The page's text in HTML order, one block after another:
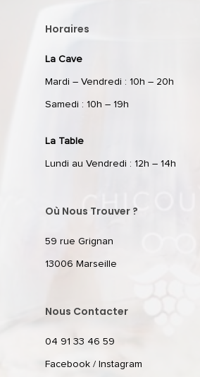
Horaires
La Cave
Mardi – Vendredi : 10h – 20h
Samedi : 10h – 19h
La Table
Lundi au Vendredi : 12h – 14h
Où Nous Trouver ?
59 rue Grignan
13006 Marseille
Nous Contacter
04 91 33 46 59
Facebook / Instagram